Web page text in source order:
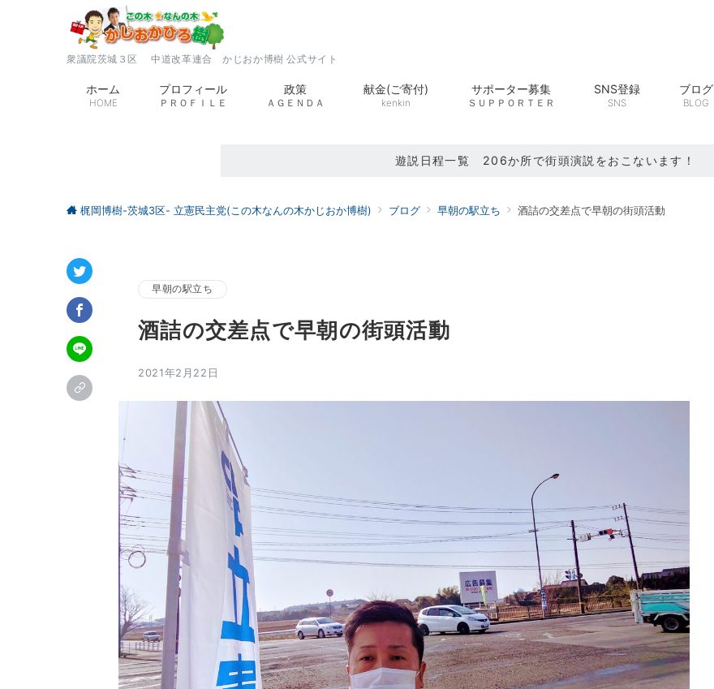
衆議院茨城３区 中道改革連合 かじおか博樹 公式サイト
ホーム
HOME
プロフィール
ＰＲＯＦＩＬＥ
政策
ＡＧＥＮＤＡ
献金(ご寄付)
kenkin
サポーター募集
ＳＵＰＰＯＲＴＥＲ
SNS登録
SNS
ブログ
BLOG
遊説日程一覧 206か所で街頭演説をおこないます！
梶岡博樹-茨城3区- 立憲民主党(この木なんの木かじおか博樹) ブログ 早朝の駅立ち 酒詰の交差点で早朝の街頭活動
早朝の駅立ち
酒詰の交差点で早朝の街頭活動
2021年2月22日